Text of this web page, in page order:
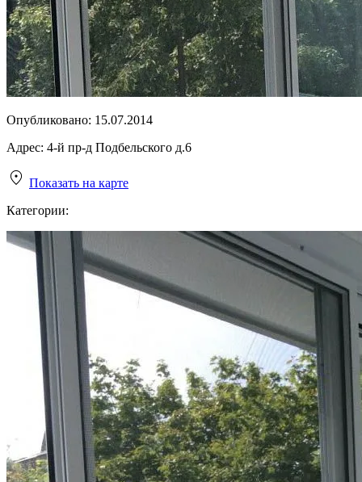
Опубликовано: 15.07.2014
Адрес: 4-й пр-д Подбельского д.6
Показать на карте
Категории: